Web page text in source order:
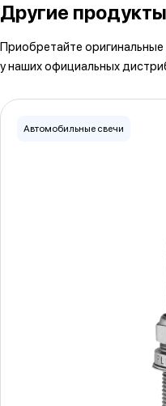
Другие продукты
Приобретайте
у наших официальных
Автомобильные свечи